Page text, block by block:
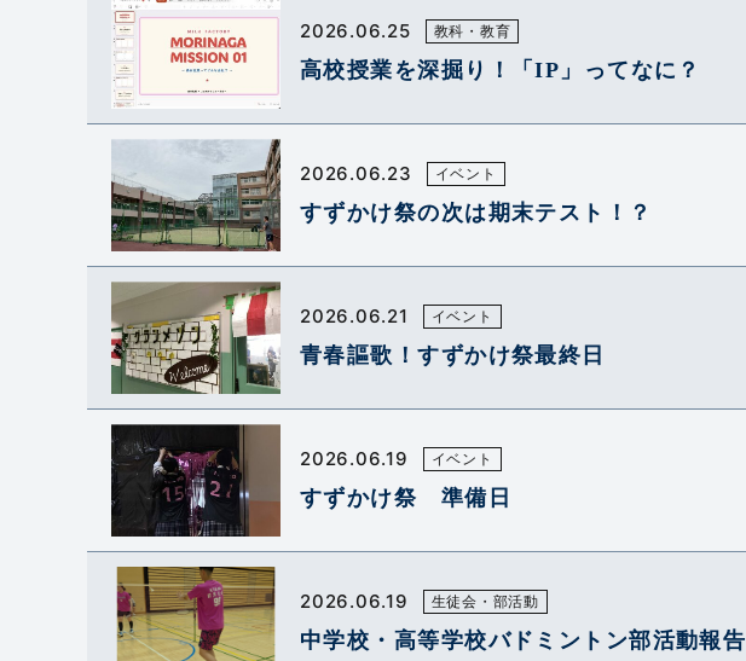
2026.06.25 教科・教育
高校授業を深掘り！「IP」ってなに？
2026.06.23 イベント
すずかけ祭の次は期末テスト！？
2026.06.21 イベント
青春謳歌！すずかけ祭最終日
2026.06.19 イベント
すずかけ祭 準備日
2026.06.19 生徒会・部活動
中学校・高等学校バドミントン部活動報告